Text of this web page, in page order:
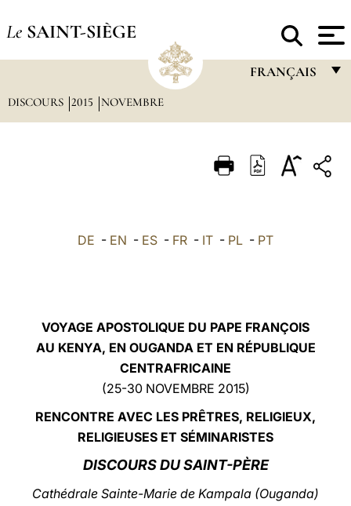
Le SAINT-SIÈGE
FRANÇAIS
ITALIANO
中文
DISCOURS 2015 NOVEMBRE
DE - EN - ES - FR - IT - PL - PT
VOYAGE APOSTOLIQUE DU PAPE FRANÇOIS
AU KENYA, EN OUGANDA ET EN RÉPUBLIQUE
CENTRAFRICAINE
(25-30 NOVEMBRE 2015)
RENCONTRE AVEC LES PRÊTRES, RELIGIEUX,
RELIGIEUSES ET SÉMINARISTES
DISCOURS DU SAINT-PÈRE
Cathédrale Sainte-Marie de Kampala (Ouganda)